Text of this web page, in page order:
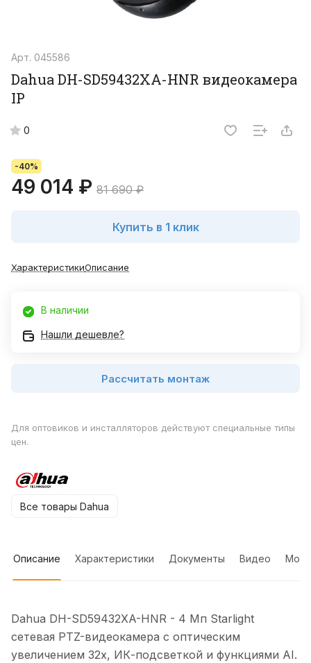
Арт. 045586
Dahua DH-SD59432XA-HNR видеокамера
IP
0
-40%
49 014 ₽ 81 690 ₽
Купить в 1 клик
ХарактеристикиОписание
В наличии
Нашли дешевле?
Рассчитать монтаж
Для оптовиков и инсталляторов действуют специальные типы
цен.
Все товары Dahua
Описание Характеристики Документы Видео
Dahua DH-SD59432XA-HNR - 4 Мп Starlight
сетевая PTZ-видеокамера с оптическим
увеличением 32x, ИК-подсветкой и функциями AI.